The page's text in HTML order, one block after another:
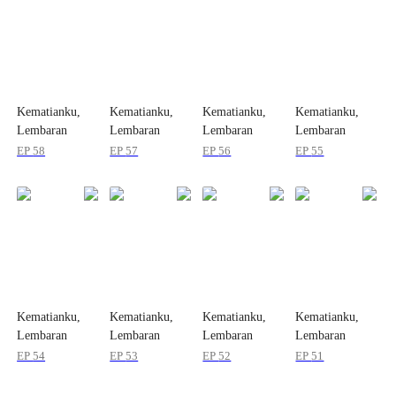
Kematianku,
Lembaran
Baruku
EP58
Kematianku,
Lembaran
Baruku
EP57
Kematianku,
Lembaran
Baruku
EP56
Kematianku,
Lembaran
Baruku
EP55
Kematianku,
Lembaran
Baruku
EP54
Kematianku,
Lembaran
Baruku
EP53
Kematianku,
Lembaran
Baruku
EP52
Kematianku,
Lembaran
Baruku
EP51